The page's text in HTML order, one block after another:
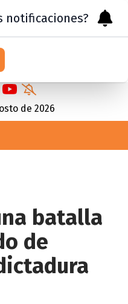
de 2026
batalla
de
notificaciones?